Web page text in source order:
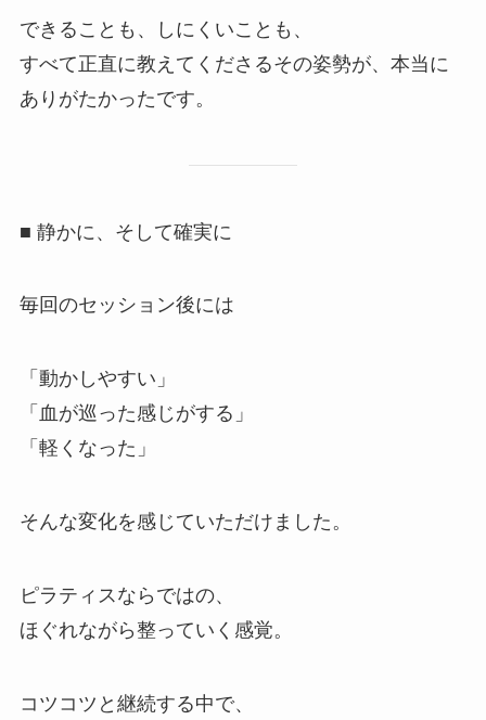
できることも、しにくいことも、
すべて正直に教えてくださるその姿勢が、本当に
ありがたかったです。
■ 静かに、そして確実に
毎回のセッション後には
「動かしやすい」
「血が巡った感じがする」
「軽くなった」
そんな変化を感じていただけました。
ピラティスならではの、
ほぐれながら整っていく感覚。
コツコツと継続する中で、